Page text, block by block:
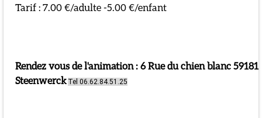
Tarif : 7.00 €/adulte -5.00 €/enfant
Rendez vous de l'animation : 6 Rue du chien blanc 59181
Steenwerck Tel 06.62.84.51.25